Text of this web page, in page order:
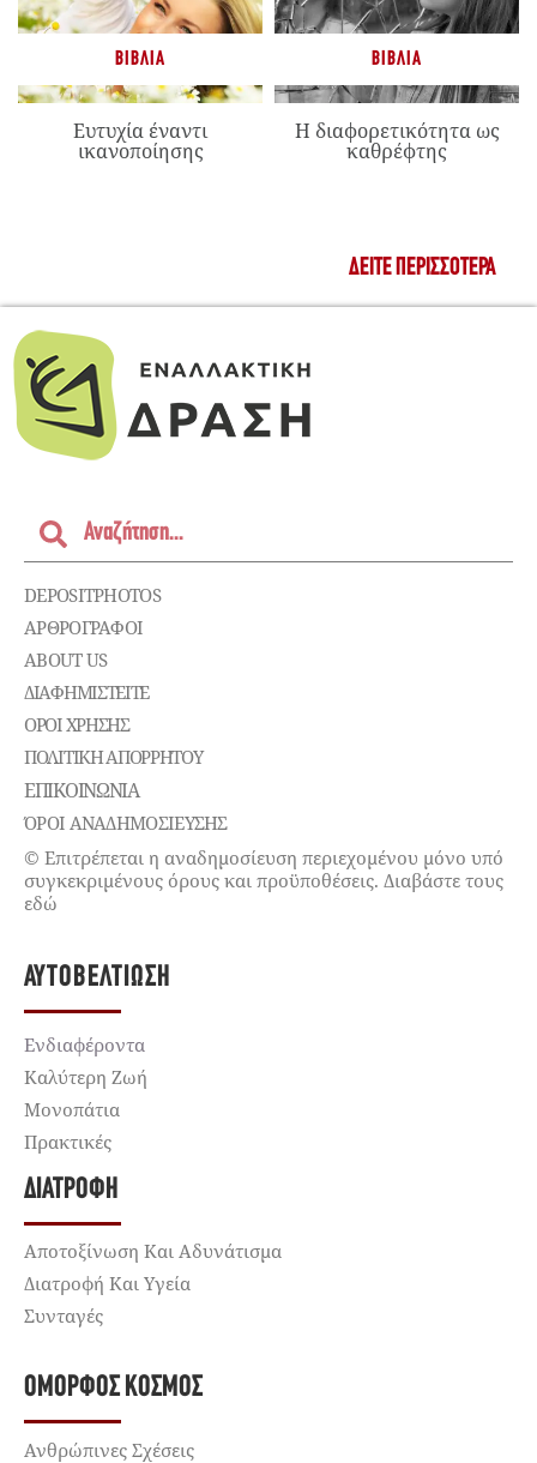
ΒΙΒΛΊΑ
Ευτυχία έναντι
ικανοποίησης
ΒΙΒΛΊΑ
Η διαφορετικότητα ως
καθρέφτης
ΔΕΊΤΕ ΠΕΡΙΣΣΌΤΕΡΑ
DEPOSITPHOTOS
ΑΡΘΡΟΓΡΑΦΟΙ
ABOUT US
ΔΙΑΦΗΜΙΣΤΕΊΤΕ
ΌΡΟΙ ΧΡΉΣΗΣ
ΠΟΛΙΤΙΚΉ ΑΠΟΡΡΉΤΟΥ
ΕΠΙΚΟΙΝΩΝΊΑ
ΌΡΟΙ ΑΝΑΔΗΜΟΣΙΕΥΣΗΣ
© Επιτρέπεται η αναδημοσίευση περιεχομένου μόνο υπό
συγκεκριμένους όρους και προϋποθέσεις. Διαβάστε τους
εδώ
ΑΥΤΟΒΕΛΤΊΩΣΗ
Ενδιαφέροντα
Καλύτερη Ζωή
Μονοπάτια
Πρακτικές
ΔΙΑΤΡΟΦΉ
Αποτοξίνωση Και Αδυνάτισμα
Διατροφή Και Υγεία
Συνταγές
ΌΜΟΡΦΟΣ ΚΌΣΜΟΣ
Ανθρώπινες Σχέσεις